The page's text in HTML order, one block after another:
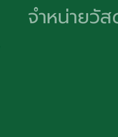
จำหน่ายวั